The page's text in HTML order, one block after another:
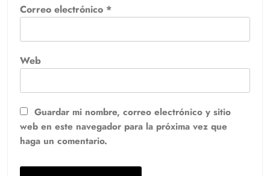
Correo electrónico *
Web
Guardar mi nombre, correo electrónico y sitio
web en este navegador para la próxima vez que
haga un comentario.